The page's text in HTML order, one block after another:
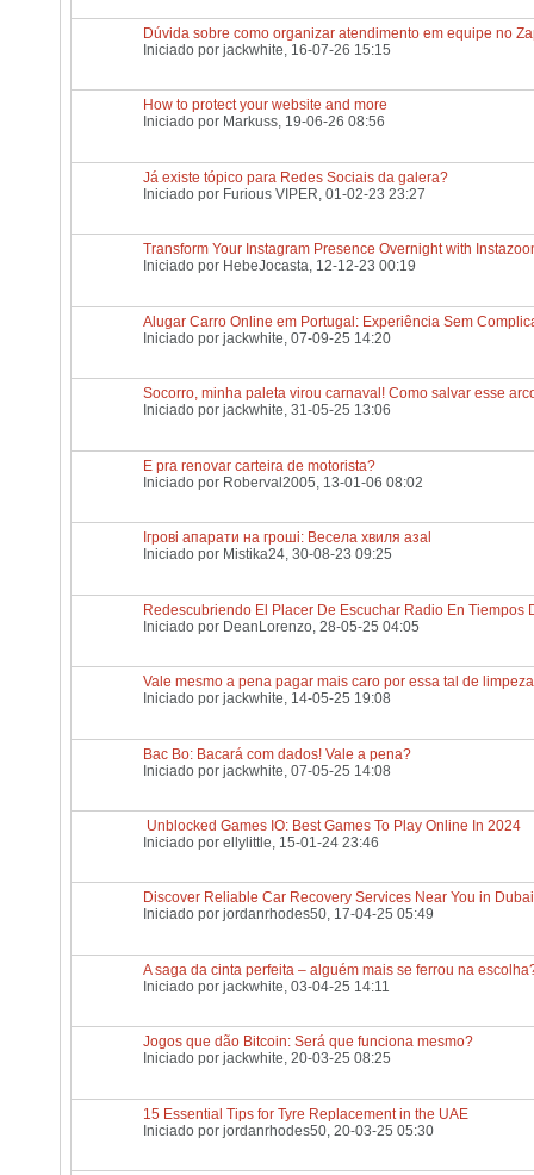
Dúvida sobre como organizar atendimento em equipe no
Iniciado por jackwhite, 16-07-26 15:15
How to protect your website and more
Iniciado por Markuss, 19-06-26 08:56
Já existe tópico para Redes Sociais da galera?
Iniciado por Furious VIPER , 01-02-23 23:27
Transform Your Instagram Presence Overnight with
Iniciado por HebeJocasta, 12-12-23 00:19
Alugar Carro Online em Portugal: Experiência Sem
Iniciado por jackwhite , 07-09-25 14:20
Socorro, minha paleta virou carnaval! Como salvar esse
Iniciado por jackwhite, 31-05-25 13:06
E pra renovar carteira de motorista?
Iniciado por Roberval2005 , 13-01-06 08:02
Ігрові апарати на гроші: Весела хвиля азаl
Iniciado por Mistika24, 30-08-23 09:25
Redescubriendo El Placer De Escuchar Radio En Tiempos
Iniciado por DeanLorenzo , 28-05-25 04:05
Vale mesmo a pena pagar mais caro por essa tal de
Iniciado por jackwhite, 14-05-25 19:08
Bac Bo: Bacará com dados! Vale a pena?
Iniciado por jackwhite , 07-05-25 14:08
Unblocked Games IO: Best Games To Play Online In 2024
Iniciado por ellylittle, 15-01-24 23:46
Discover Reliable Car Recovery Services Near You in Dubai
Iniciado por jordanrhodes50, 17-04-25 05:49
A saga da cinta perfeita – alguém mais se ferrou na
Iniciado por jackwhite, 03-04-25 14:11
Jogos que dão Bitcoin: Será que funciona mesmo?
Iniciado por jackwhite, 20-03-25 08:25
15 Essential Tips for Tyre Replacement in the UAE
Iniciado por jordanrhodes50, 20-03-25 05:30